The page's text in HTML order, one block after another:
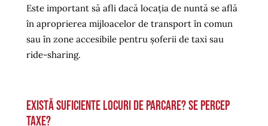
Este important să afli dacă locația de nuntă se află
în aproprierea mijloacelor de transport în comun
sau în zone accesibile pentru șoferii de taxi sau
ride-sharing.
Există suficiente locuri de parcare? Se percep
taxe?